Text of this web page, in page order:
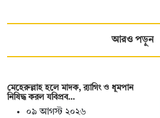
আরও পড়ুন
মেহেরুল্লাহ হলে মাদক, র‍্যাগিং ও ধূমপান
নিষিদ্ধ করল যবিপ্রব…
০৯ আগস্ট ২০২৬